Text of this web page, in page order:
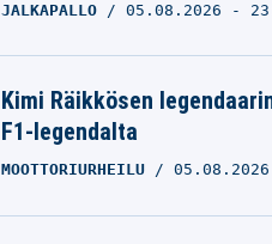
JALKAPALLO 05.08.2026 -
Kimi Räikkösen
F1-legendalta
MOOTTORIURHEILU 05.08.2026